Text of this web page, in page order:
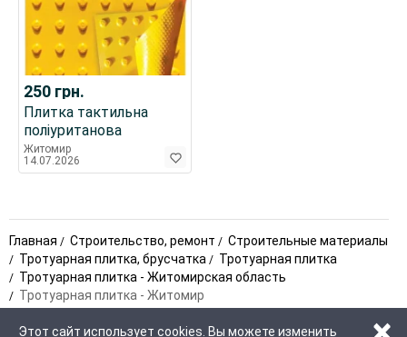
250 грн.
Плитка тактильна
поліуританова
Житомир
14.07.2026
Главная Строительство, ремонт
Строительные материалы
Тротуарная плитка, брусчатка
Тротуарная плитка
Тротуарная плитка - Житомирская область
Тротуарная плитка - Житомир
Этот сайт использует cookies. Вы можете изменить